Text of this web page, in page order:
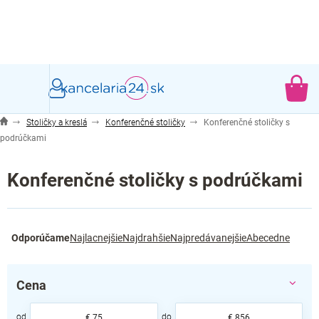
Stoličky a kreslá Konferenčné stoličky
Konferenčné stoličky s
podrúčkami
Konferenčné stoličky s podrúčkami
a
n
OdporúčameNajlacnejšieNajdrahšieNajpredávanejšieAbecedne
Cena